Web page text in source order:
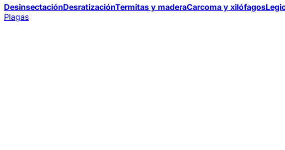
DesinsectaciónDesratizaciónTermitas y maderaCarcoma y xilófagos
Plagas